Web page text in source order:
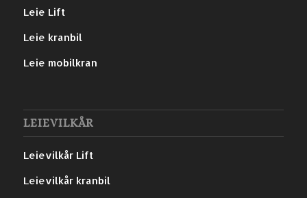
Leie Lift
Leie kranbil
Leie mobilkran
LEIEVILKÅR
Leievilkår Lift
Leievilkår kranbil